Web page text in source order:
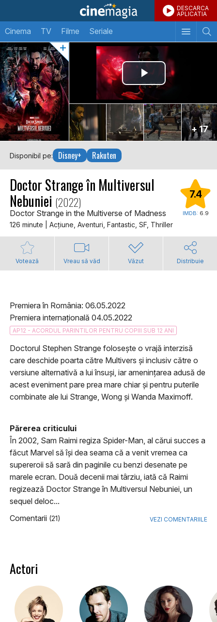
DESCARCA
APLICATIA
Cinema TV Filme Seriale
+ 17
Disponibil pe: Disney+ Rakuten
Doctor Strange în Multiversul
Nebuniei (2022)
Doctor Strange in the Multiverse of Madness
126 minute | Acţiune, Aventuri, Fantastic, SF, Thriller
7.4
IMDB: 6.9
Votează Vreau să văd Văzut Distribuie
Premiera în România: 06.05.2022
Premiera internațională 04.05.2022
AP12 - ACORDUL PARINTILOR PENTRU COPIII SUB 12 ANI
Doctorul Stephen Strange folosește o vrajă interzisă
care deschide poarta către Multivers și inclusiv către o
versiune alternativă a lui însuși, iar amenințarea adusă de
acest eveniment pare prea mare chiar și pentru puterile
combinate ale lui Strange, Wong și Wanda Maximoff.
Părerea criticului
În 2002, Sam Raimi regiza Spider-Man, al cărui succes a
făcut Marvel să îşi dea seama că a venit vremea ca
supereroii să sară din paginile cu benzi desenate pe
marele ecran. Două decenii mai târziu, iată că Raimi
regizează Doctor Strange în Multiversul Nebuniei, un
sequel deloc...
Comentarii (21) VEZI COMENTARIILE
Actori